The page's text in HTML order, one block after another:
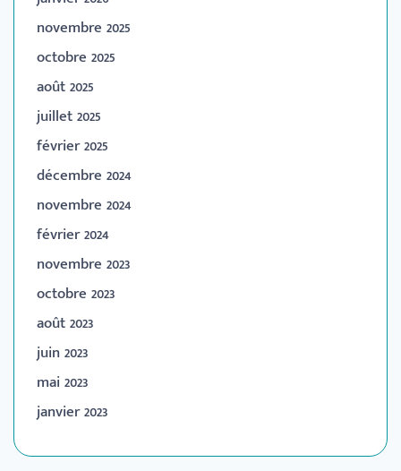
novembre 2025
octobre 2025
août 2025
juillet 2025
février 2025
décembre 2024
novembre 2024
février 2024
novembre 2023
octobre 2023
août 2023
juin 2023
mai 2023
janvier 2023